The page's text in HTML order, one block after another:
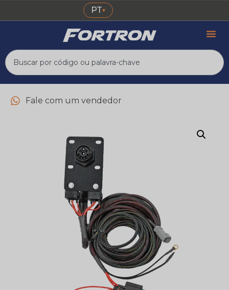
PT▾
Fale com um vendedor